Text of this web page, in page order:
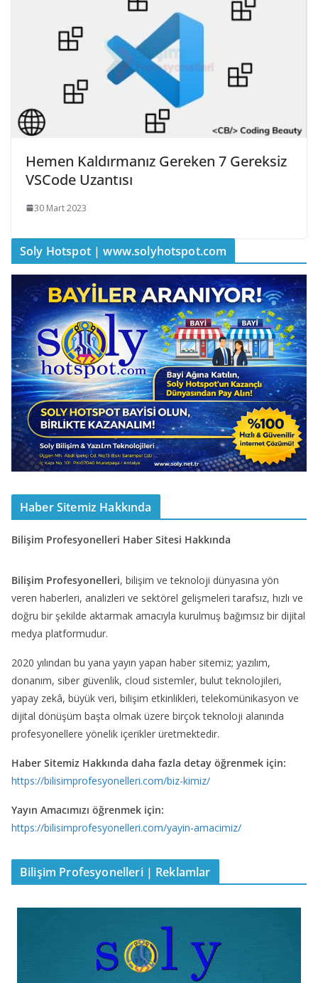
Hemen Kaldırmanız Gereken 7 Gereksiz
VSCode Uzantısı
30 Mart 2023
Soly Hotspot | www.solyhotspot.com
Haber Sitemiz Hakkında
Bilişim Profesyonelleri Haber Sitesi Hakkında
Bilişim Profesyonelleri, bilişim ve teknoloji dünyasına yön
veren haberleri, analizleri ve sektörel gelişmeleri tarafsız, hızlı ve
doğru bir şekilde aktarmak amacıyla kurulmuş bağımsız bir dijital
medya platformudur.
2020 yılından bu yana yayın yapan haber sitemiz; yazılım,
donanım, siber güvenlik, cloud sistemler, bulut teknolojileri,
yapay zekâ, büyük veri, bilişim etkinlikleri, telekomünikasyon ve
dijital dönüşüm başta olmak üzere birçok teknoloji alanında
profesyonellere yönelik içerikler üretmektedir.
Haber Sitemiz Hakkında daha fazla detay öğrenmek için:
https://bilisimprofesyonelleri.com/biz-kimiz/
Yayın Amacımızı öğrenmek için:
https://bilisimprofesyonelleri.com/yayin-amacimiz/
Bilişim Profesyonelleri | Reklamlar